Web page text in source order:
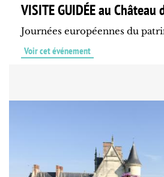
VISITE GUIDÉE au
Journées européennes du
Voir cet événement